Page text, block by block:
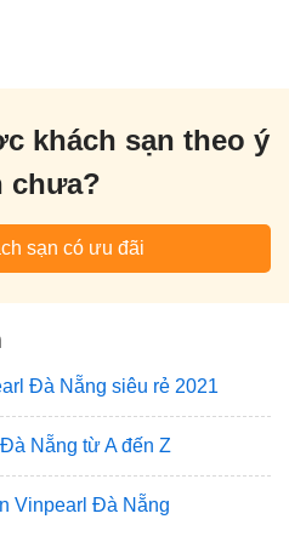
khách sạn theo ý
chưa?
sạn có ưu đãi
Đà Nẵng siêu rẻ 2021
Nẵng từ A đến Z
Vinpearl Đà Nẵng